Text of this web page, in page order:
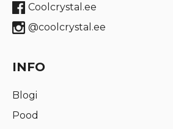
Coolcrystal.ee
@coolcrystal.ee
INFO
Blogi
Pood